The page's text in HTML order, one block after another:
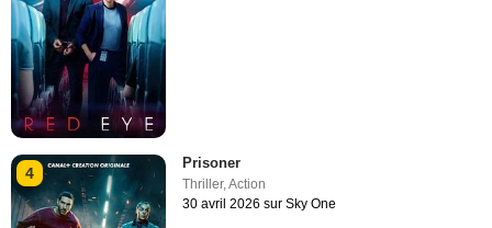
4
Prisoner
Thriller,Action
30 avril 2026 sur Sky One